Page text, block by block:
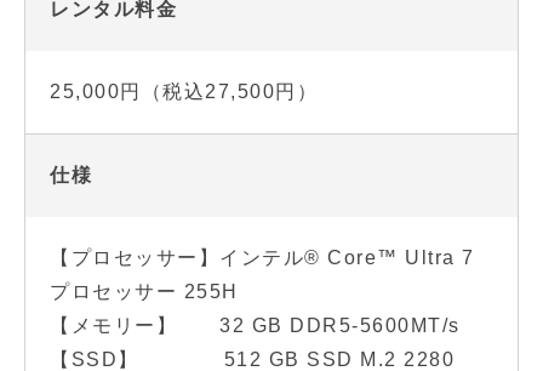
レンタル料金
25,000円（税込27,500円）
仕様
【プロセッサー】インテル® Core™ Ultra 7
プロセッサー 255H
【メモリー】 32 GB DDR5-5600MT/s
【SSD】 512 GB SSD M.2 2280